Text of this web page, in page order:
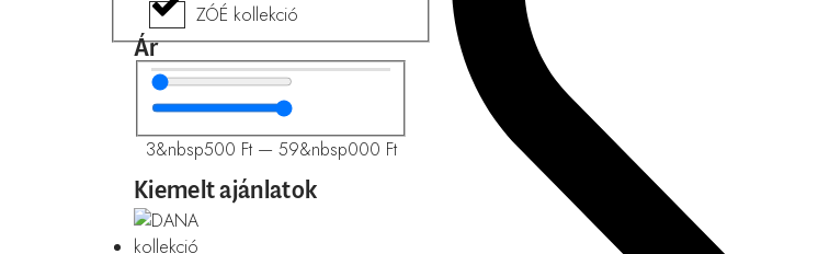
ZÓÉ kollekció
Ár
3&nbsp500 Ft— 59&nbsp000 Ft
Kiemelt ajánlatok